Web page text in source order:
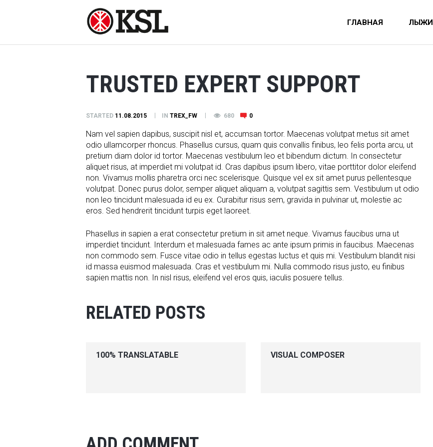
ГЛАВНАЯ ЛЫЖИ
TRUSTED EXPERT SUPPORT
STARTED 11.08.2015 IN TREX_FW 680 0
Nam vel sapien dapibus, suscipit nisl et, accumsan tortor. Maecenas volutpat metus sit amet
odio ullamcorper rhoncus. Phasellus cursus, quam quis convallis finibus, leo felis porta arcu, ut
pretium diam dolor id tortor. Maecenas vestibulum leo et bibendum dictum. In consectetur
aliquet risus, at imperdiet mi volutpat id. Cras dapibus ipsum libero, vitae porttitor dolor eleifend
non. Vivamus mollis pharetra orci nec scelerisque. Quisque vel ex sit amet purus pellentesque
volutpat. Donec purus dolor, semper aliquet aliquam a, volutpat sagittis sem. Vestibulum ut odio
non leo tincidunt malesuada id eu ex. Curabitur risus sem, gravida in pulvinar ut, molestie ac
eros. Sed hendrerit tincidunt turpis eget laoreet.
Phasellus in sapien a erat consectetur pretium in sit amet neque. Vivamus faucibus urna ut
imperdiet tincidunt. Interdum et malesuada fames ac ante ipsum primis in faucibus. Maecenas
non commodo sem. Fusce vitae odio in tellus egestas luctus et quis mi. Vestibulum blandit nisi
id massa euismod malesuada. Cras et vestibulum mi. Nulla commodo risus justo, eu finibus
sapien mattis non. In nisl risus, eleifend vel eros quis, iaculis posuere tellus.
RELATED POSTS
100% TRANSLATABLE VISUAL COMPOSER